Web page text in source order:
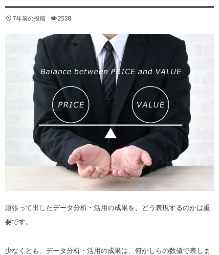
7年前の投稿 2538
頑張って出したデータ分析・活用の成果を、どう表現するのかは重
要です。
少なくとも、データ分析・活用の成果は、何かしらの数値で表しま